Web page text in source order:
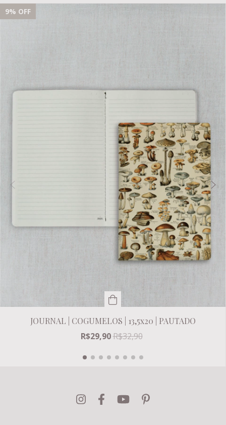
9% OFF
JOURNAL | COGUMELOS | 13,5x20 | PAUTADO
R$29,90R$32,90